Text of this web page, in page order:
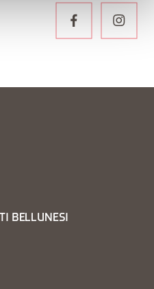
BELLUNESI